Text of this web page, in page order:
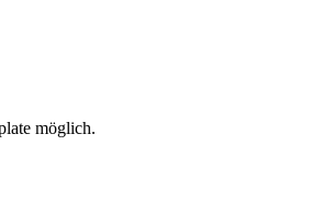
möglich.